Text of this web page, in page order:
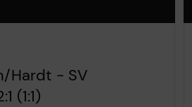
Hardt - SV
(1:1)